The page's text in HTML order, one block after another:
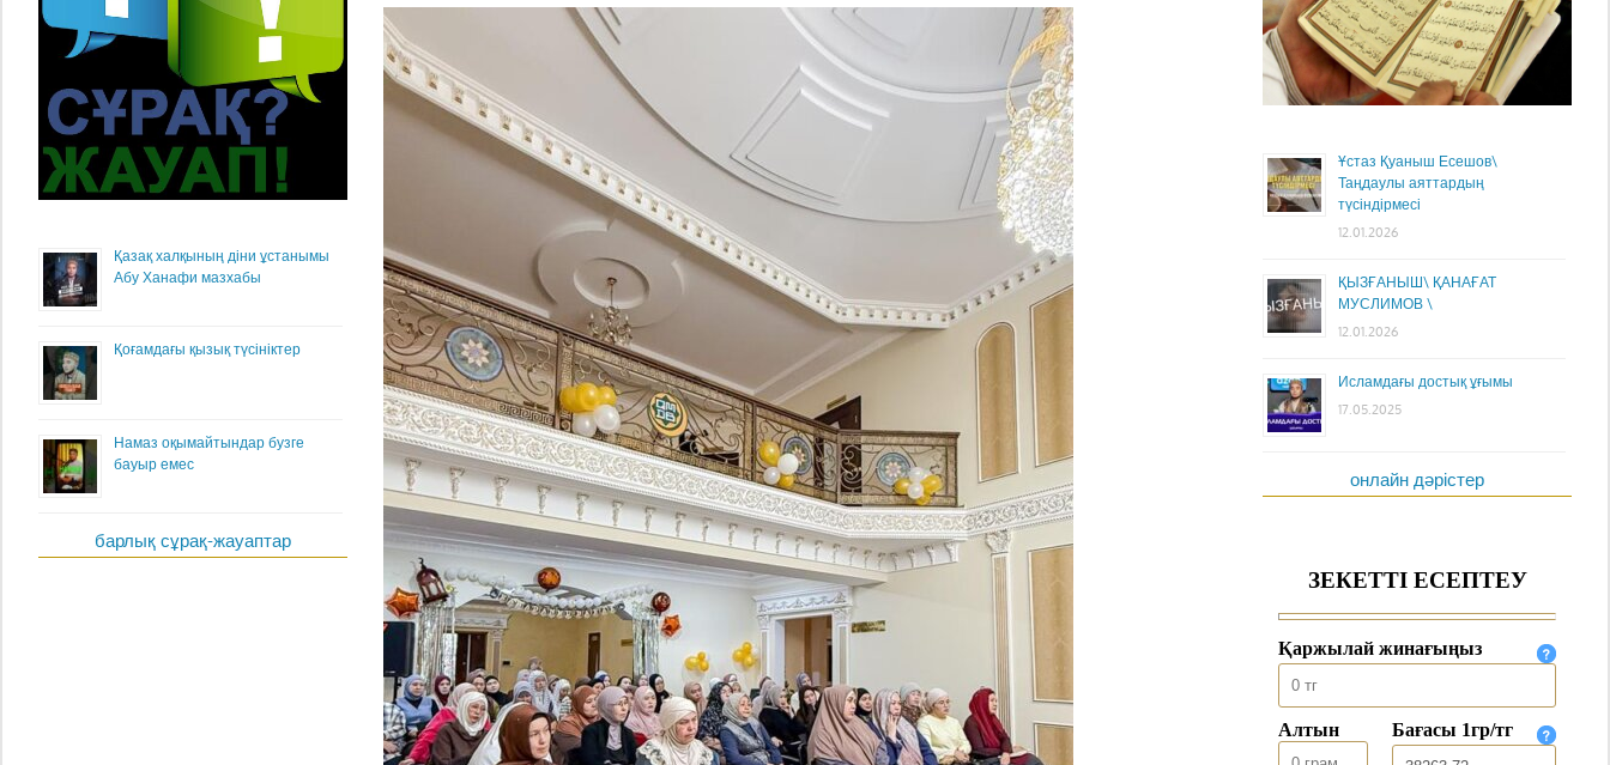
Қазақ халқының діни ұстанымы
Абу Ханафи мазхабы
Қоғамдағы қызық түсініктер
Намаз оқымайтындар бузге
бауыр емес
барлық сұрақ-жауаптар
Ұстаз Қуаныш Есешов\
Таңдаулы аяттардың
түсіндірмесі
12.01.2026
ҚЫЗҒАНЫШ\ ҚАНАҒАТ
МУСЛИМОВ \
12.01.2026
Исламдағы достық ұғымы
17.05.2025
онлайн дәрістер